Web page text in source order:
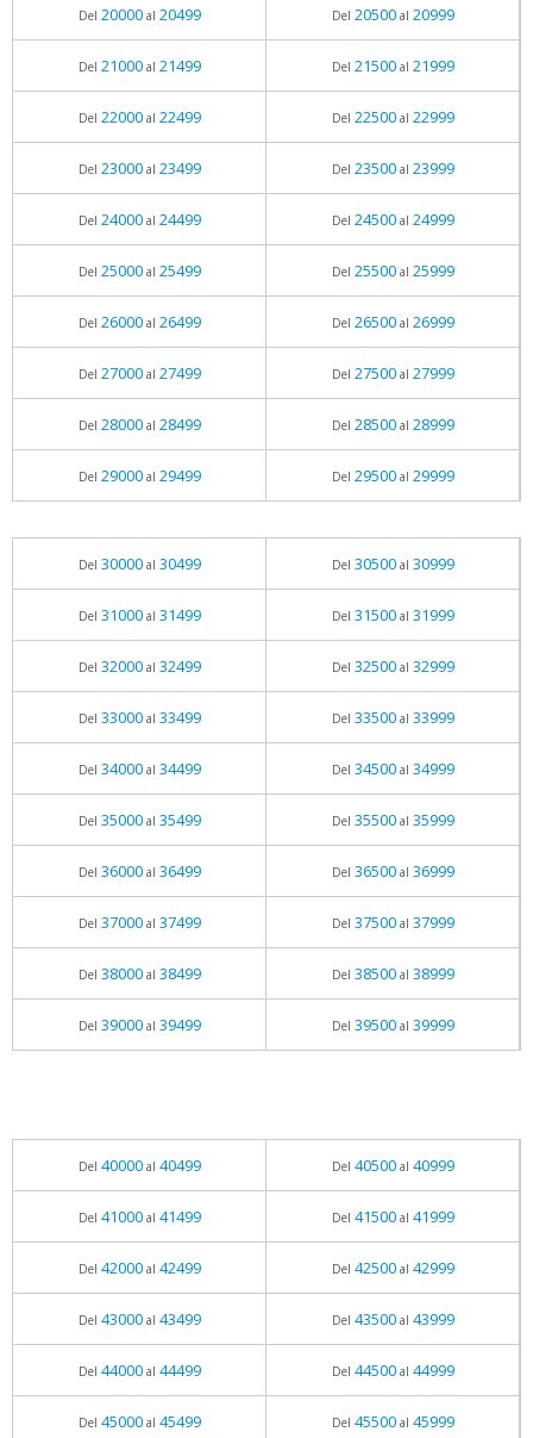
Del 20000al 20499 Del 20500al 20999
Del 21000al 21499 Del 21500al 21999
Del 22000al 22499 Del 22500al 22999
Del 23000al 23499 Del 23500al 23999
Del 24000al 24499 Del 24500al 24999
Del 25000al 25499 Del 25500al 25999
Del 26000al 26499 Del 26500al 26999
Del 27000al 27499 Del 27500al 27999
Del 28000al 28499 Del 28500al 28999
Del 29000al 29499 Del 29500al 29999
Del 30000al 30499 Del 30500al 30999
Del 31000al 31499 Del 31500al 31999
Del 32000al 32499 Del 32500al 32999
Del 33000al 33499 Del 33500al 33999
Del 34000al 34499 Del 34500al 34999
Del 35000al 35499 Del 35500al 35999
Del 36000al 36499 Del 36500al 36999
Del 37000al 37499 Del 37500al 37999
Del 38000al 38499 Del 38500al 38999
Del 39000al 39499 Del 39500al 39999
Del 40000al 40499 Del 40500al 40999
Del 41000al 41499 Del 41500al 41999
Del 42000al 42499 Del 42500al 42999
Del 43000al 43499 Del 43500al 43999
Del 44000al 44499 Del 44500al 44999
Del 45000al 45499 Del 45500al 45999